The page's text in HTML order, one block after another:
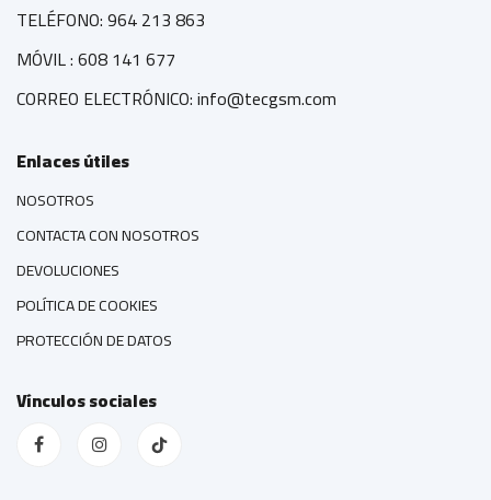
TELÉFONO: 964 213 863
MÓVIL : 608 141 677
CORREO ELECTRÓNICO: info@tecgsm.com
Enlaces útiles
NOSOTROS
CONTACTA CON NOSOTROS
DEVOLUCIONES
POLÍTICA DE COOKIES
PROTECCIÓN DE DATOS
Vínculos sociales